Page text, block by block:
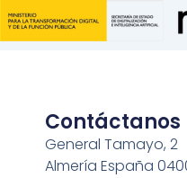
Contáctanos
General Tamayo, 2
Almería España